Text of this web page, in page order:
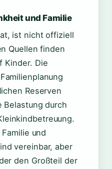
und Familie
ist nicht offiziell
Quellen finden
Kinder. Die
Reserven
durch
und
vereinbar, aber
den Großteil der